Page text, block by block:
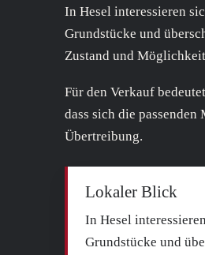
In Hesel interessieren
Grundstücke und
Zustand und
Für den Verkauf
dass sich die
Übertreibung.
Lokaler Blick
In Hesel
Grundstücke und